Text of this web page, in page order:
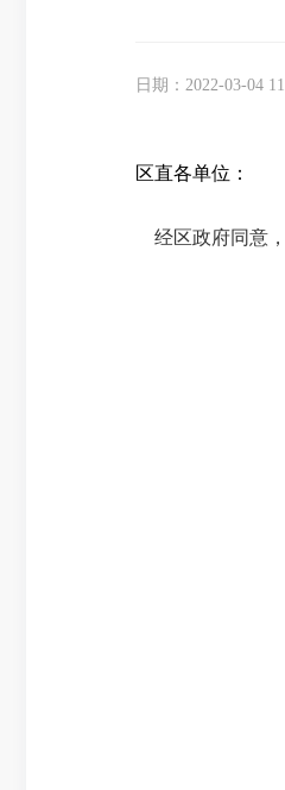
日期：2022-03-04
区直各单位：
经区政府同意